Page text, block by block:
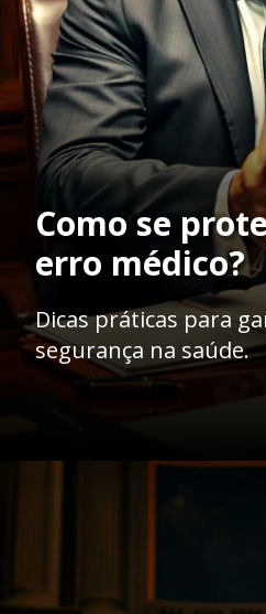
Como se
erro médico?
Dicas práticas para
segurança na saúde.